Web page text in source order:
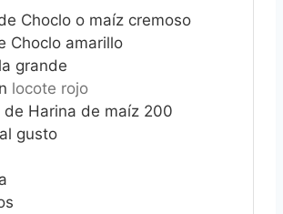
Choclo o maíz cremoso
Choclo amarillo
grande
locote rojo
de Harina de maíz 200
gusto